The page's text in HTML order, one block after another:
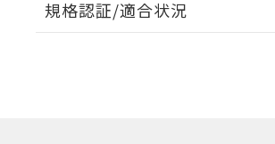
EU RoHS 注意事項・凡例
規格認証/適合状況